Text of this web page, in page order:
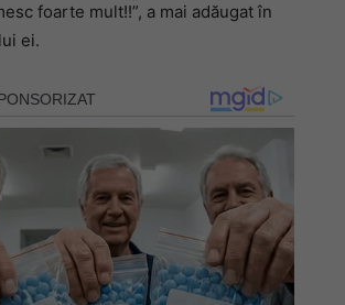
foarte mult!!”, a mai adăugat în
ei.